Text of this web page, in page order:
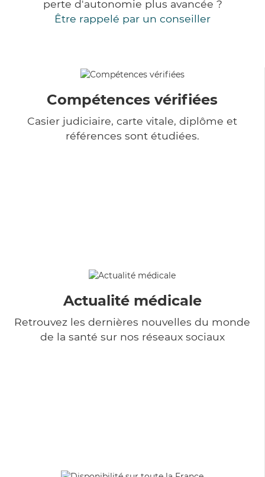
perte d'autonomie plus avancée ?
Être rappelé par un conseiller
Compétences vérifiées
Casier judiciaire, carte vitale, diplôme et
références sont étudiées.
Actualité médicale
Retrouvez les dernières nouvelles du monde
de la santé sur nos réseaux sociaux